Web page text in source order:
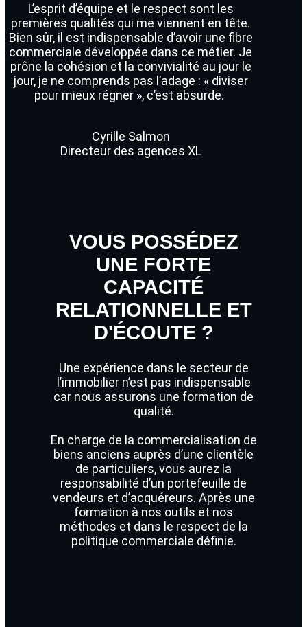
L’esprit d’équipe et le respect sont les
premières qualités qui me viennent en tête.
Bien sûr, il est indispensable d’avoir une fibre
commerciale développée dans ce métier. Je
prône la cohésion et la convivialité au jour le
jour, je ne comprends pas l’adage : « diviser
pour mieux régner », c’est absurde.
Cyrille Salmon
Directeur des agences XL
VOUS POSSÉDEZ
UNE FORTE
CAPACITÉ
RELATIONNELLE ET
D'ÉCOUTE ?
Une expérience dans le secteur de
l’immobilier n’est pas indispensable
car nous assurons une formation de
qualité.
En charge de la commercialisation de
biens anciens auprès d’une clientèle
de particuliers, vous aurez la
responsabilité d’un portefeuille de
vendeurs et d’acquéreurs. Après une
formation à nos outils et nos
méthodes et dans le respect de la
politique commerciale définie.